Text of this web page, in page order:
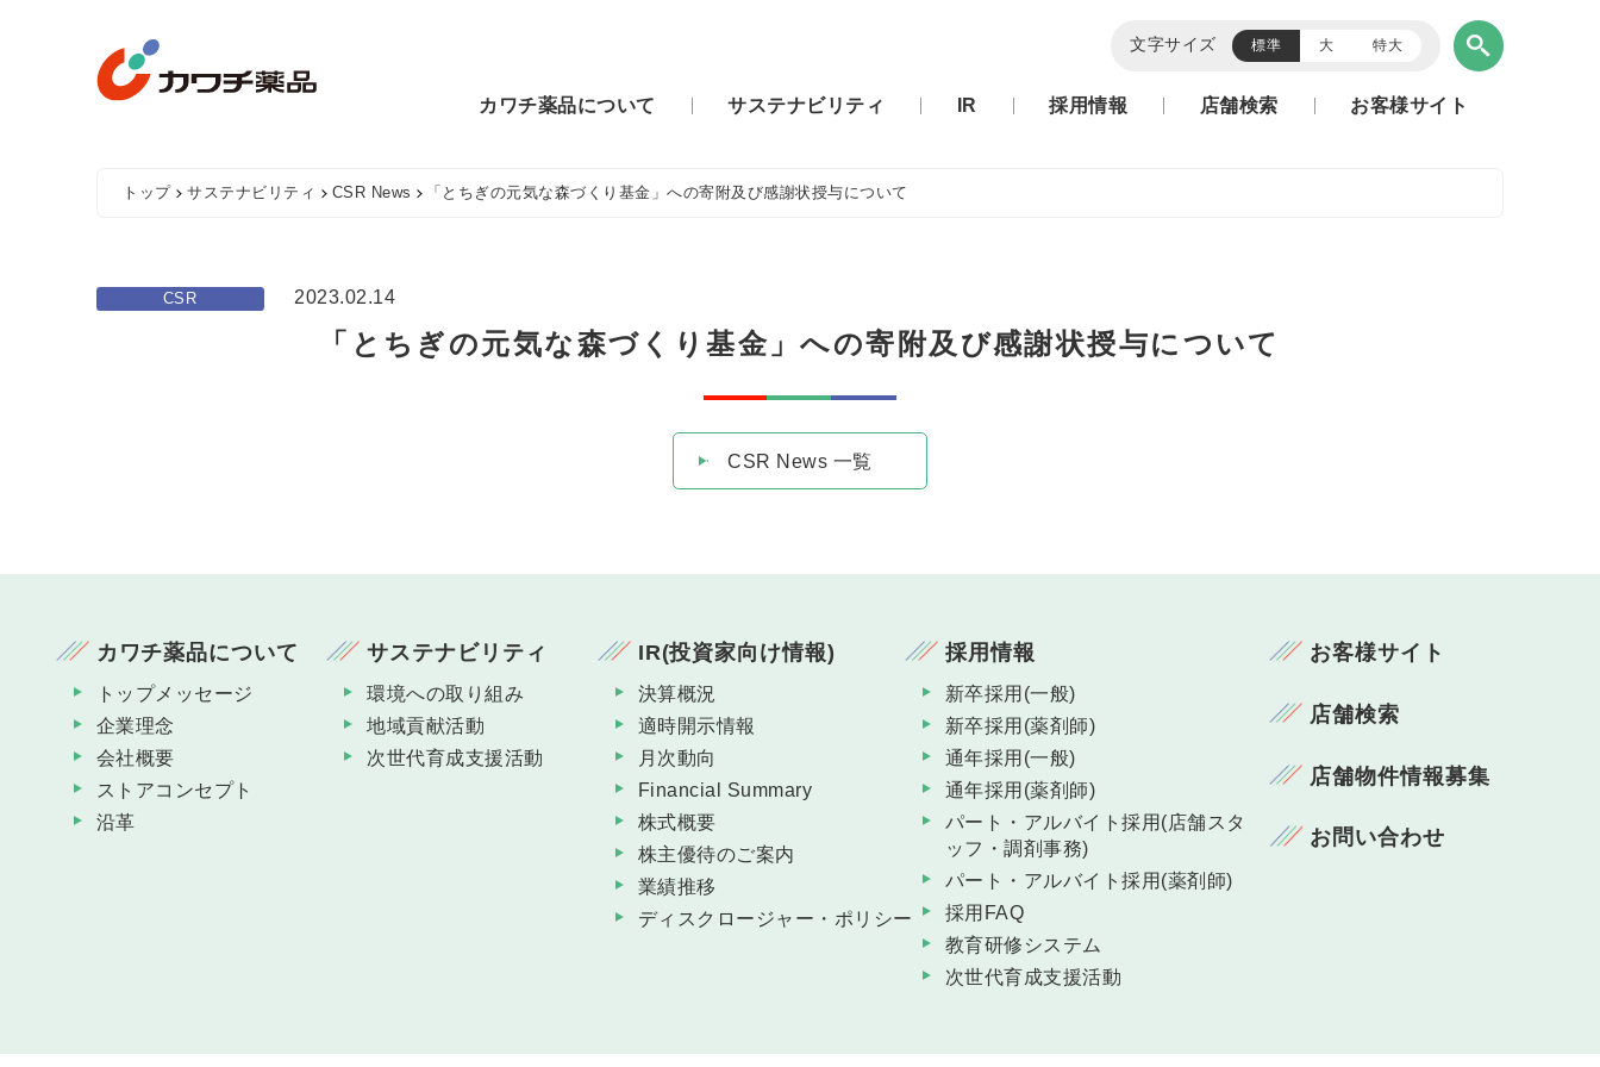
文字サイズ 標準 大 特大
カワチ薬品について サステナビリティ IR 採用情報 店舗検索 お客様サイト
トップ サステナビリティ CSR News 「とちぎの元気な森づくり基金」への寄附及び感謝状授与について
CSR 2023.02.14
「とちぎの元気な森づくり基金」への寄附及び感謝状授与について
CSR News 一覧
カワチ薬品について
トップメッセージ
企業理念
会社概要
ストアコンセプト
沿革
サステナビリティ
環境への取り組み
地域貢献活動
次世代育成支援活動
IR(投資家向け情報)
決算概況
適時開示情報
月次動向
Financial Summary
株式概要
株主優待のご案内
業績推移
ディスクロージャー・ポリシー
採用情報
新卒採用(一般)
新卒採用(薬剤師)
通年採用(一般)
通年採用(薬剤師)
パート・アルバイト採用(店舗スタ
ッフ・調剤事務)
パート・アルバイト採用(薬剤師)
採用FAQ
教育研修システム
次世代育成支援活動
お客様サイト
店舗検索
店舗物件情報募集
お問い合わせ